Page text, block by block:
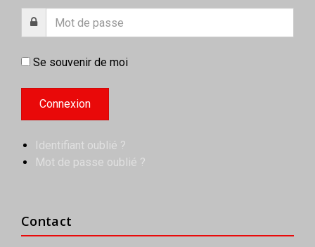
Se souvenir de moi
Identifiant oublié ?
Mot de passe oublié ?
Contact